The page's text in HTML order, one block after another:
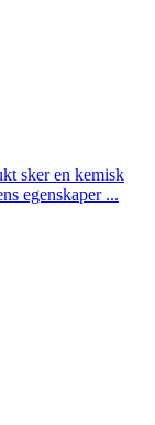
sker en kemisk
egenskaper ...